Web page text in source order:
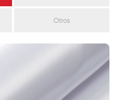
Otros